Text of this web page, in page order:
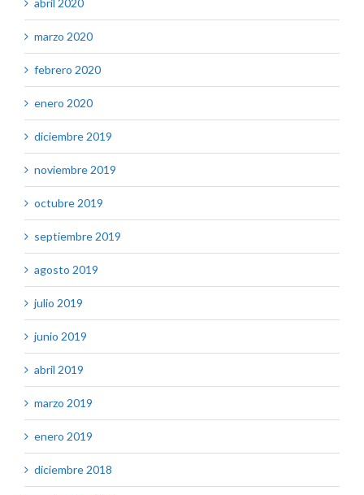
abril 2020
marzo 2020
febrero 2020
enero 2020
diciembre 2019
noviembre 2019
octubre 2019
septiembre 2019
agosto 2019
julio 2019
junio 2019
abril 2019
marzo 2019
enero 2019
diciembre 2018